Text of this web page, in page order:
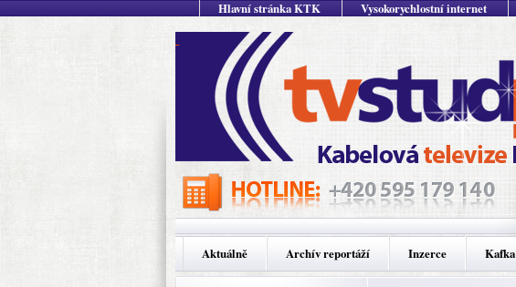
Hlavní stránka KTK Vysokorychlostní internet
Aktuálně Archív reportáží Inzerce Kafka